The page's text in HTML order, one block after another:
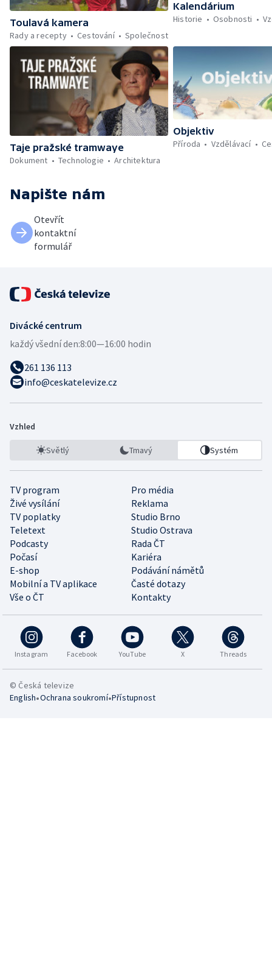
Toulavá kamera
Rady a recepty
Cestování Společnost
Kalendárium
Historie
Osobnosti
Taje pražské tramwaye
Dokument
Technologie Architektura
Objektiv
Příroda
Vzdělávací
Napište nám
Otevřít
kontaktní
formulář
Divácké centrum
každý všední den:8:00—16:00 hodin
261 136 113
info@ceskatelevize.cz
Vzhled
Světlý Tmavý Systém
TV program
Pro média
Živé vysílání
Reklama
TV poplatky
Studio Brno
Teletext
Studio Ostrava
Podcasty
Rada ČT
Počasí
Kariéra
E-shop
Podávání námětů
Mobilní a TV aplikace
Časté dotazy
Vše o ČT
Kontakty
Instagram Facebook YouTube X Threads
© Česká televize
English•Ochrana soukromí•Přístupnost